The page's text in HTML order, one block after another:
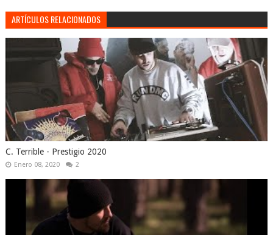
ARTÍCULOS RELACIONADOS
C. Terrible - Prestigio 2020
Enero 08, 2020 2